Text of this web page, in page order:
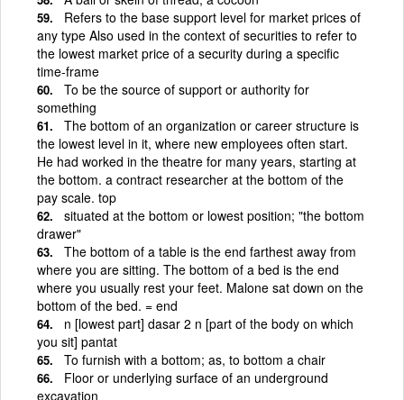
Refers to the base support level for market prices of
any type Also used in the context of securities to refer to
the lowest market price of a security during a specific
time-frame
To be the source of support or authority for
something
The bottom of an organization or career structure is
the lowest level in it, where new employees often start.
He had worked in the theatre for many years, starting at
the bottom. a contract researcher at the bottom of the
pay scale. top
situated at the bottom or lowest position; "the bottom
drawer"
The bottom of a table is the end farthest away from
where you are sitting. The bottom of a bed is the end
where you usually rest your feet. Malone sat down on the
bottom of the bed. = end
n [lowest part] dasar 2 n [part of the body on which
you sit] pantat
To furnish with a bottom; as, to bottom a chair
Floor or underlying surface of an underground
excavation